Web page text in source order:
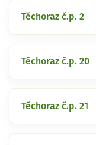
Těchoraz č.p. 2
Těchoraz č.p. 20
Těchoraz č.p. 21